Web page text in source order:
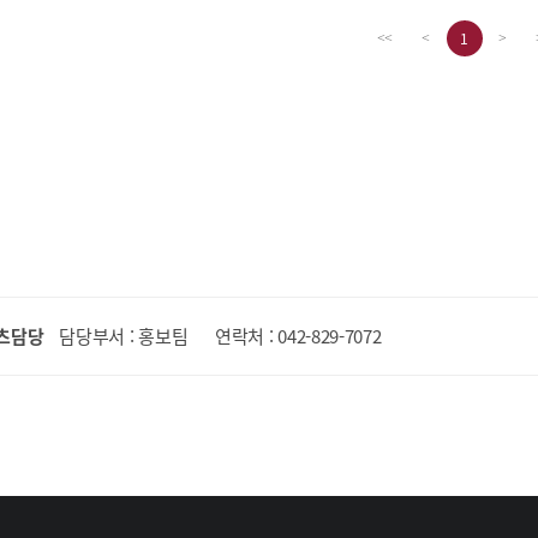
<< < 1 >
담당 담당부서 : 홍보팀 연락처 : 042-829-7072